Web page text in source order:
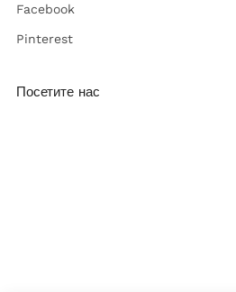
Facebook
Pinterest
Посетите нас